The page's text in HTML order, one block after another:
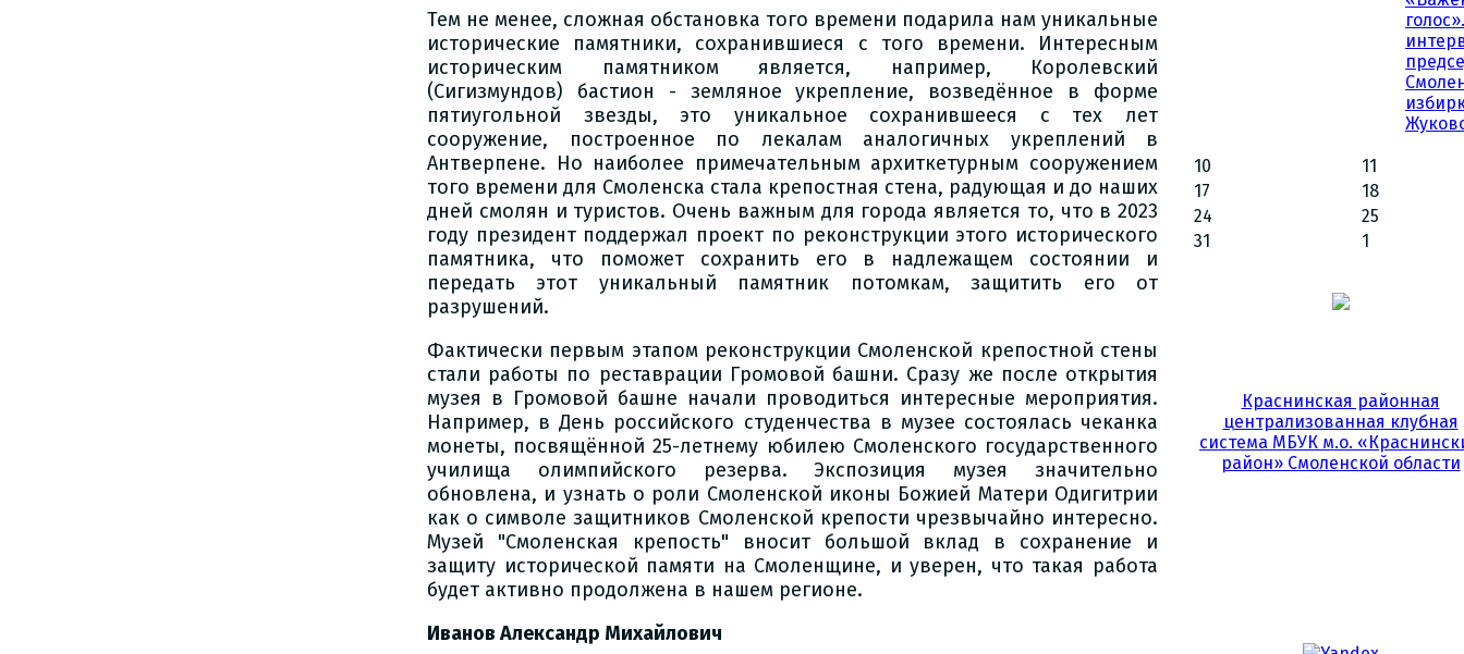
Тем не менее, сложная обстановка того времени подарила нам уникальные
исторические памятники, сохранившиеся с того времени. Интересным
историческим памятником является, например, Королевский
(Сигизмундов) бастион - земляное укрепление, возведённое в форме
пятиугольной звезды, это уникальное сохранившееся с тех лет
сооружение, построенное по лекалам аналогичных укреплений в
Антверпене. Но наиболее примечательным архиткетурным сооружением
того времени для Смоленска стала крепостная стена, радующая и до наших
дней смолян и туристов. Очень важным для города является то, что в 2023
году президент поддержал проект по реконструкции этого исторического
памятника, что поможет сохранить его в надлежащем состоянии и
передать этот уникальный памятник потомкам, защитить его от
разрушений.
Фактически первым этапом реконструкции Смоленской крепостной стены
стали работы по реставрации Громовой башни. Сразу же после открытия
музея в Громовой башне начали проводиться интересные мероприятия.
Например, в День российского студенчества в музее состоялась чеканка
монеты, посвящённой 25-летнему юбилею Смоленского государственного
училища олимпийского резерва. Экспозиция музея значительно
обновлена, и узнать о роли Смоленской иконы Божией Матери Одигитрии
как о символе защитников Смоленской крепости чрезвычайно интересно.
Музей "Смоленская крепость" вносит большой вклад в сохранение и
защиту исторической памяти на Смоленщине, и уверен, что такая работа
будет активно продолжена в нашем регионе.
Иванов Александр Михайлович
10
11
17
18
24
25
31
1
Краснинская районная
централизованная клубная
система МБУК м.о.
район» Смоленской области